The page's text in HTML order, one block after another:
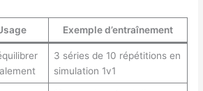
Exemple d’entraînement
3 séries de 10 répétitions en
simulation 1v1